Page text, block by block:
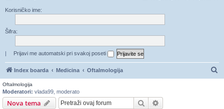
Korisničko ime:
Šifra:
| Prijavi me automatski pri svakoj poseti
Index boarda Medicina Oftalmologija
Oftalmologija
Moderatori: vlada99 moderato
Nova tema Pretraga